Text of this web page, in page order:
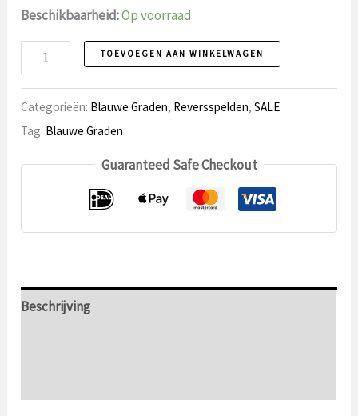
Beschikbaarheid:Op voorraad
Reversspeld
100
aantal
TOEVOEGEN AAN WINKELWAGEN
Categorieën: Blauwe Graden, Reversspelden,SALE
Tag: Blauwe Graden
Guaranteed Safe Checkout
Beschrijving